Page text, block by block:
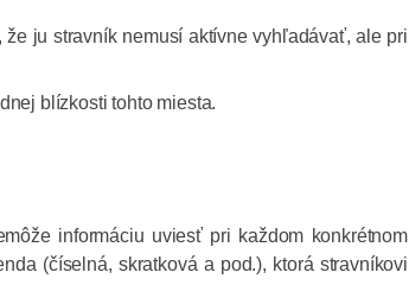
ju stravník nemusí aktívne vyhľadávať, ale pri
blízkosti tohto miesta.
informáciu uviesť pri každom konkrétnom
(číselná, skratková a pod.), ktorá stravníkovi